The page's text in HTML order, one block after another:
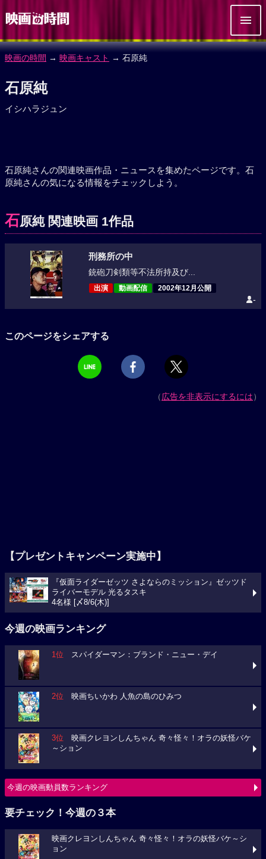
映画の時間 → 映画キャスト → 石原純
石原純
イシハラジュン
石原純さんの関連映画作品・ニュースを集めたページです。石
原純さんの気になる情報をチェックしよう。
石原純 関連映画 1作品
刑務所の中
銃砲刀剣類等不法所持及び...
出演 動画配信 2002年12月公開
-
このページをシェアする
（広告を非表示にするには）
【プレゼントキャンペーン実施中】
『仮面ライダーゼッツ さよならのミッション』ゼッツド
ライバーモデル 光るタスキ
4名様 [〆8/6(木)]
今週の映画ランキング
1位 スパイダーマン：ブランド・ニュー・デイ
2位 映画ちいかわ 人魚の島のひみつ
3位 映画クレヨンしんちゃん 奇々怪々！オラの妖怪バケ
～ション
今週の映画動員数ランキング
要チェック！今週の３本
映画クレヨンしんちゃん 奇々怪々！オラの妖怪バケ～シ
ョン